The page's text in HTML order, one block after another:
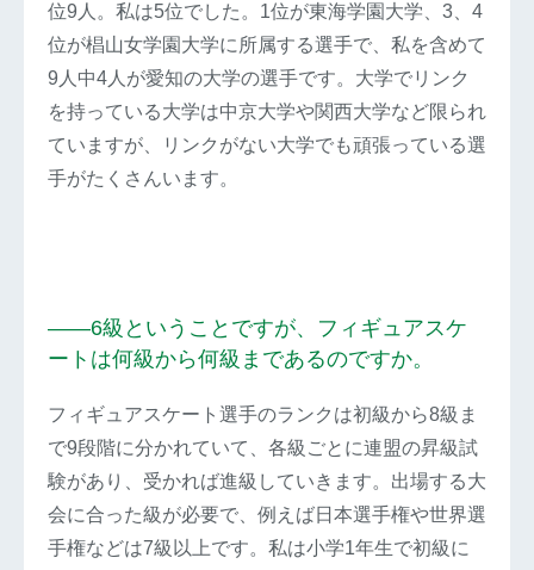
位9人。私は5位でした。1位が東海学園大学、3、4
位が椙山女学園大学に所属する選手で、私を含めて
9人中4人が愛知の大学の選手です。大学でリンク
を持っている大学は中京大学や関西大学など限られ
ていますが、リンクがない大学でも頑張っている選
手がたくさんいます。
――6級ということですが、フィギュアスケ
ートは何級から何級まであるのですか。
フィギュアスケート選手のランクは初級から8級ま
で9段階に分かれていて、各級ごとに連盟の昇級試
験があり、受かれば進級していきます。出場する大
会に合った級が必要で、例えば日本選手権や世界選
手権などは7級以上です。私は小学1年生で初級に